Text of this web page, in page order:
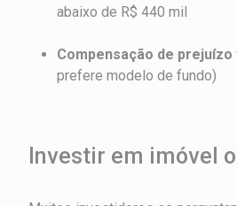
abaixo de R$ 440 mil
Compensação de prejuízo
prefere modelo de fundo)
Investir em imóvel